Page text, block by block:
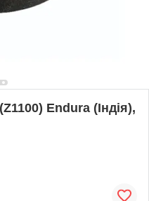
Endura (Індія),